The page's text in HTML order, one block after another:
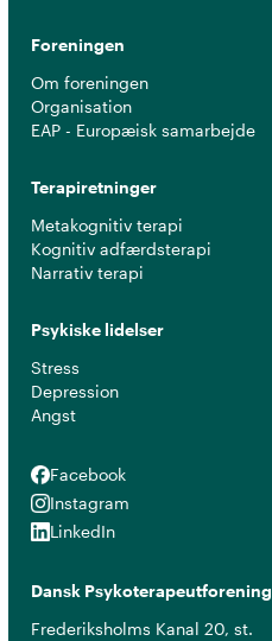
Foreningen
Om foreningen
Organisation
EAP - Europæisk samarbejde
Terapiretninger
Metakognitiv terapi
Kognitiv adfærdsterapi
Narrativ terapi
Psykiske lidelser
Stress
Depression
Angst
Facebook
Facebook
Instagram
Instagram
LinkedIn
LinkedIn
Dansk Psykoterapeutforening
Frederiksholms Kanal 20, st.